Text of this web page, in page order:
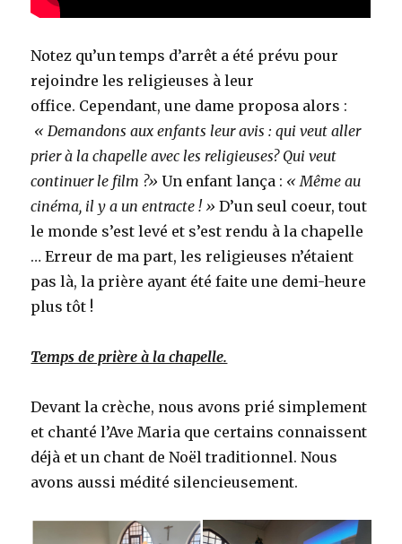
Notez qu’un temps d’arrêt a été prévu pour
rejoindre les religieuses à leur
office. Cependant, une dame proposa alors :
« Demandons aux enfants leur avis : qui veut aller
prier à la chapelle avec les religieuses? Qui veut
continuer le film ?»Un enfant lança : « Même au
cinéma, il y a un entracte ! » D’un seul coeur, tout
le monde s’est levé et s’est rendu à la chapelle
… Erreur de ma part, les religieuses n’étaient
pas là, la prière ayant été faite une demi-heure
plus tôt !
Temps de prière à la chapelle.
Devant la crèche, nous avons prié simplement
et chanté l’Ave Maria que certains connaissent
déjà et un chant de Noël traditionnel. Nous
avons aussi médité silencieusement.